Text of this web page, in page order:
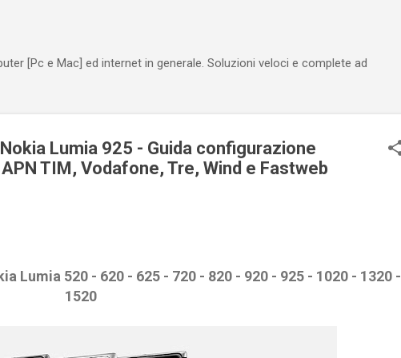
[Pc e Mac] ed internet in generale. Soluzioni veloci e complete ad
Lumia 925 - Guida configurazione
TIM, Vodafone, Tre, Wind e Fastweb
Lumia 520 - 620 - 625 - 720 - 820 - 920 - 925 - 1020 - 1320 -
1520